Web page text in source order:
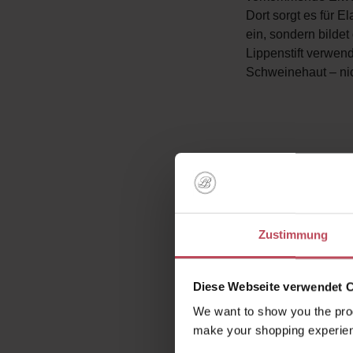
Zustimmung
Diese Webseite verwendet
We want to show you the
make your shopping
Dort sorgt es für
ein, sondern bildet
Lippenstift
Schweinehaut –
Dermatologen
Polyphenole
Aging-Wirkstoff.
Polyphenole an.